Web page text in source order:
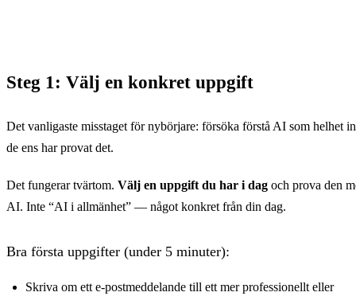
Steg 1: Välj en konkret uppgift
Det vanligaste misstaget för nybörjare: försöka förstå AI som helhet
de ens har provat det.
Det fungerar tvärtom. Välj en uppgift du har i dag och prova den
AI. Inte “AI i allmänhet” — något konkret från din dag.
Bra första uppgifter (under 5 minuter):
Skriva om ett e-postmeddelande till ett mer professionellt eller